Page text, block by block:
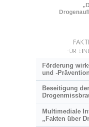
FÜR
Förderung
und -
Beseitigung
Multimediale
„Fakten über